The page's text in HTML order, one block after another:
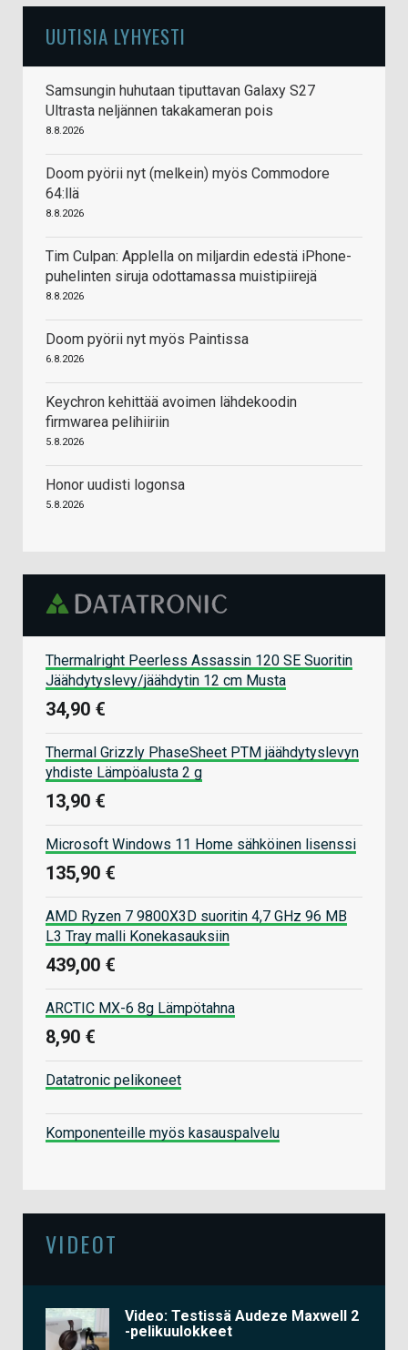
UUTISIA LYHYESTI
Samsungin huhutaan tiputtavan Galaxy S27
Ultrasta neljännen takakameran pois
8.8.2026
Doom pyörii nyt (melkein) myös Commodore
64:llä
8.8.2026
Tim Culpan: Applella on miljardin edestä iPhone-
puhelinten siruja odottamassa muistipiirejä
8.8.2026
Doom pyörii nyt myös Paintissa
6.8.2026
Keychron kehittää avoimen lähdekoodin
firmwarea pelihiiriin
5.8.2026
Honor uudisti logonsa
5.8.2026
Thermalright Peerless Assassin 120 SE Suoritin
Jäähdytyslevy/jäähdytin 12 cm Musta
34,90 €
Thermal Grizzly PhaseSheet PTM jäähdytyslevyn
yhdiste Lämpöalusta 2 g
13,90 €
Microsoft Windows 11 Home sähköinen lisenssi
135,90 €
AMD Ryzen 7 9800X3D suoritin 4,7 GHz 96 MB
L3 Tray malli Konekasauksiin
439,00 €
ARCTIC MX-6 8g Lämpötahna
8,90 €
Datatronic pelikoneet
Komponenteille myös kasauspalvelu
VIDEOT
Video: Testissä Audeze Maxwell 2
-pelikuulokkeet